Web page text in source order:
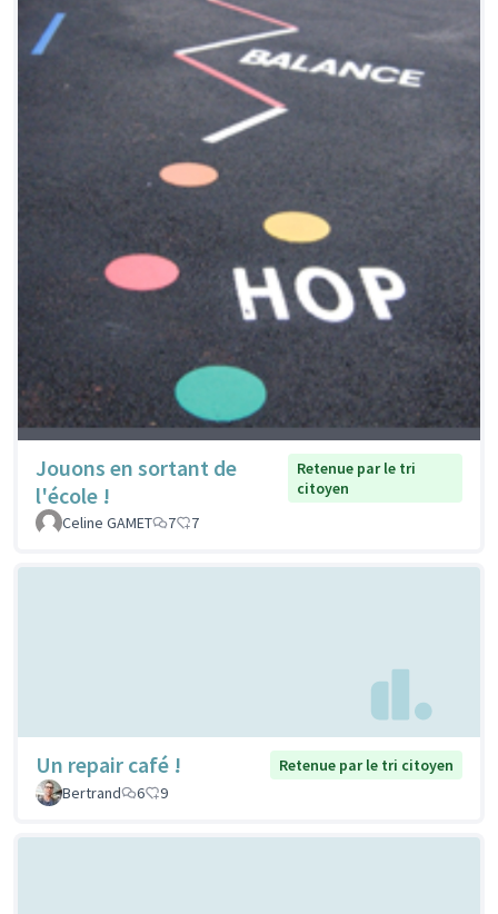
Jouons en sortant de
l'école !
Retenue par le tri
citoyen
Celine GAMET
7 7
Un repair café !
Retenue par le tri citoyen
Bertrand
6 9